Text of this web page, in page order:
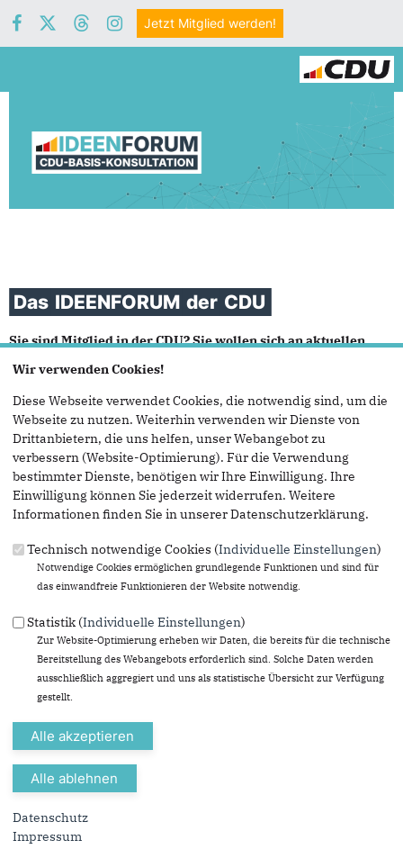
Jetzt Mitglied werden!
Das IDEENFORUM der CDU
Sie sind Mitglied in der CDU? Sie wollen sich an aktuellen
Dann haben wir etwas für Sie: Bringen Sie sich in die Themen
ein, die für die Bundespolitik von Bedeutung sind.
Nehmen Sie teil an unseren Stimmungsbildern,
Mitgliederumfragen und Meinungskonsultationen, die in die
Arbeit des CDU-Bundesvorstands einfließen.
Christdemokraten vorstellen – europäisch, weltoffen,
zukunftsorientiert und mit bürgerlicher Note.
Wir verwenden Cookies!
Diese Webseite verwendet Cookies, die notwendig sind, um die
Webseite zu nutzen. Weiterhin verwenden wir Dienste von
Drittanbietern, die uns helfen, unser Webangebot zu
verbessern (Website-Optimierung). Für die Verwendung
bestimmter Dienste, benötigen wir Ihre Einwilligung. Ihre
Einwilligung können Sie jederzeit widerrufen. Weitere
Informationen finden Sie in unserer Datenschutzerklärung.
Technisch notwendige Cookies (Individuelle Einstellungen)
Notwendige Cookies ermöglichen grundlegende Funktionen und sind für
das einwandfreie Funktionieren der Website notwendig.
Statistik (Individuelle Einstellungen)
Zur Website-Optimierung erheben wir Daten, die bereits für die technische
Bereitstellung des Webangebots erforderlich sind. Solche Daten werden
ausschließlich aggregiert und uns als statistische Übersicht zur Verfügung
gestellt.
Datenschutz
Impressum